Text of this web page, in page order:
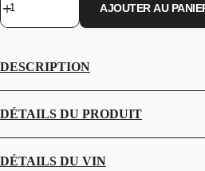
quantité
de
Extra
“Serrai”
DOCG
2024
-
Tordera
AJOUTER AU
DESCRIPTION
DÉTAILS DU PRODUIT
DÉTAILS DU VIN